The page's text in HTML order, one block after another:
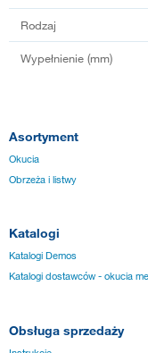
Rodzaj
Wypełnienie (mm)
Asortyment
Okucia
Obrzeża i listwy
Katalogi
Katalogi Demos
Katalogi dostawców - okucia
Obsługa sprzedaży